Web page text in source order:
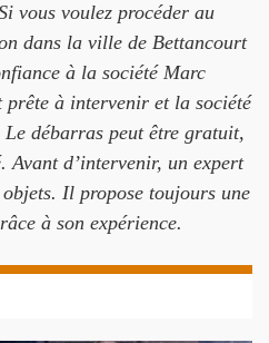
vous voulez procéder au
dans la ville de Bettancourt
à la société Marc
prête à intervenir et la société
débarras peut être gratuit,
Avant d’intervenir, un expert
Il propose toujours une
à son expérience.